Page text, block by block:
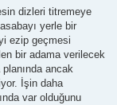
dizleri titremeye
yerle bir
ezip geçmesi
bir adama verilecek
ancak
İşin daha
var olduğunu